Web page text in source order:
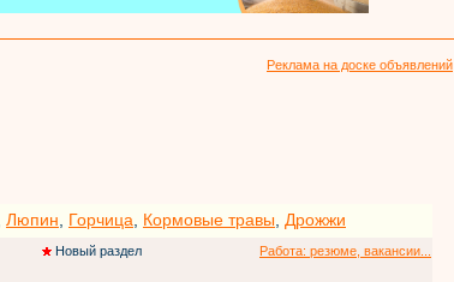
Реклама на доске объявлений
Люпин Горчица Кормовые травы Дрожжи
Новый раздел
Работа: резюме, вакансии...